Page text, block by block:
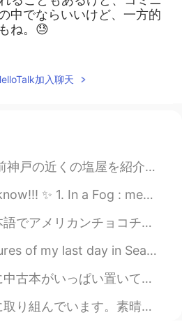
中でならいいけど、一方的
ね。😓
精神溢れる相手に頼むべき
んな失礼な人と個別チャッ
ですが…🤔
指しているから、むしろ助
思ってる。ただ日本語を直
違ってるかわからないだろ
ればもっと良くなるように
ようにしてる！
2020.04.19 02:35
加入聊天
ます、特に神戸の博物館。 皆さん、どんな博物館が好きですか？美術か、歴史か、恐竜ですか？ 去年、神戸...
to be confused (You can also say “my minds a littl...
恥ずかしすぎて、使わないようにしたくなりました…😭でも自分のレシピは美味しくて、絶対に日本の人に紹介したいから...
Was a great time meeting one of my favorite peop...
てしまった本をもう一冊 入手できた。しかもタダで。✌🏻 “Man and His Symbols” by Carl Jung ...
しください ✨🎨 Colors are my passion... Work in this piece! Have an amazing...